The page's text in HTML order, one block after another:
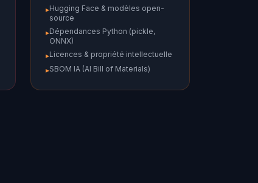
▸Hugging Face & modèles open-
source
▸Dépendances Python (pickle,
ONNX)
▸Licences & propriété intellectuelle
▸SBOM IA (AI Bill of Materials)